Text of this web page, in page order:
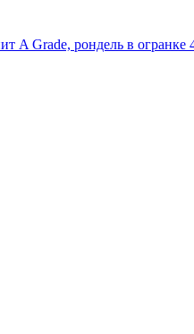
A Grade, рондель в огранке